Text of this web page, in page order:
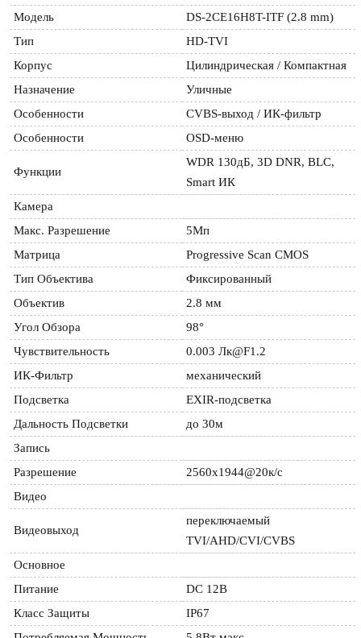
Модель
DS-2CE16H8T-ITF (2.8 mm)
Тип
HD-TVI
Корпус
Цилиндрическая / Компактная
Назначение
Уличные
Особенности
CVBS-выход / ИК-фильтр
Особенности
OSD-меню
Функции
WDR 130дБ, 3D DNR, BLC,
Smart ИК
Камера
Макс. Разрешение
5Мп
Матрица
Progressive Scan CMOS
Тип Объектива
Фиксированный
Объектив
2.8 мм
Угол Обзора
98°
Чувствительность
0.003 Лк@F1.2
ИК-Фильтр
механический
Подсветка
EXIR-подсветка
Дальность Подсветки
до 30м
Запись
Разрешение
2560x1944@20к/с
Видео
Видеовыход
переключаемый
TVI/AHD/CVI/CVBS
Основное
Питание
DC 12В
Класс Защиты
IP67